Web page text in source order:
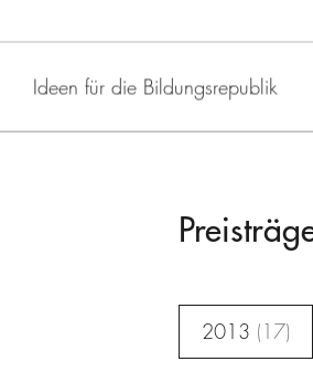
Ideen für die Bildungsrepublik
2013 17